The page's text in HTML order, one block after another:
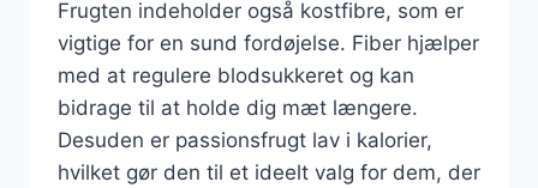
Frugten indeholder også kostfibre, som er
vigtige for en sund fordøjelse. Fiber hjælper
med at regulere blodsukkeret og kan
bidrage til at holde dig mæt længere.
Desuden er passionsfrugt lav i kalorier,
hvilket gør den til et ideelt valg for dem, der